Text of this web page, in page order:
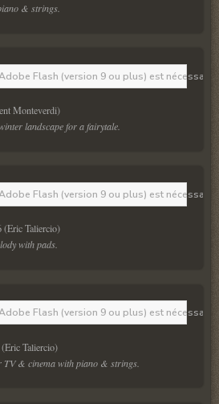
& strings.
Flash (version 9 ou plus) est
1:08 (Vincent Monteverdi)
landscape for a fairytale.
Flash (version 9 ou plus) est
1:46 (Eric Taliercio)
with pads.
Flash (version 9 ou plus) est
1:45 (Eric Taliercio)
& cinema with piano & strings.